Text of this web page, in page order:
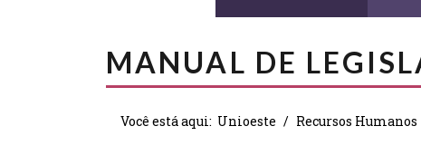
MANUAL DE
Você está aqui: Unioeste Recursos Humanos